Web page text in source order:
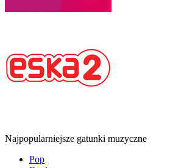
Najpopularniejsze gatunki muzyczne
Pop